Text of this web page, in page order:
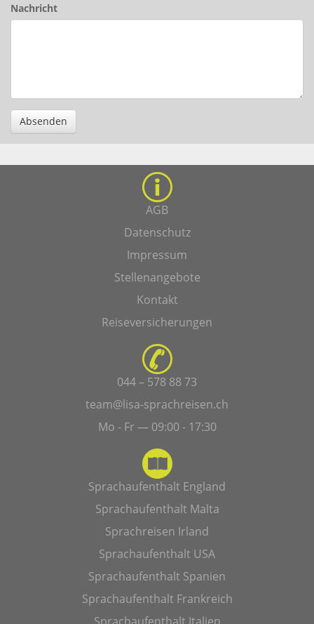
Nachricht
Absenden
AGB
Datenschutz
Impressum
Stellenangebote
Kontakt
Reiseversicherungen
044 – 578 88 73
team@lisa-sprachreisen.ch
Mo - Fr — 09:00 - 17:30
Sprachaufenthalt England
Sprachaufenthalt Malta
Sprachreisen Irland
Sprachaufenthalt USA
Sprachaufenthalt Spanien
Sprachaufenthalt Frankreich